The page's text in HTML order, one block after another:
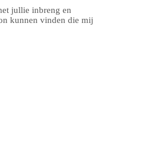
jullie inbreng en
kunnen vinden die mij